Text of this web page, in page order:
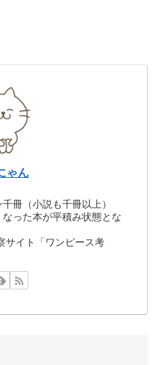
ゃん
冊（小説も千冊以上）
った本が平積み状態とな
サイト「ワンピース考